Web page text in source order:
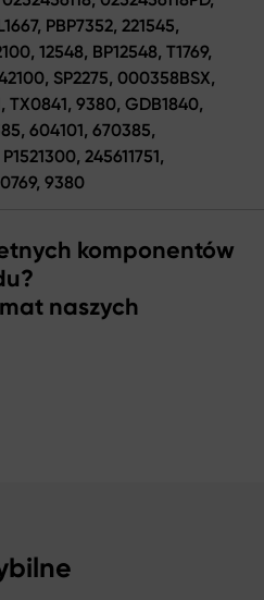
PBP7352, 221545,
12548, BP12548, T1769,
SP2275, 000358BSX,
TX0841, 9380, GDB1840,
604101, 670385,
245611751,
9380
komponentów
naszych